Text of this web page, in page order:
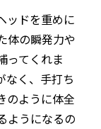
ッドを重めに
体の瞬発力や
ってくれま
なく、手打ち
のように体全
ようになるの